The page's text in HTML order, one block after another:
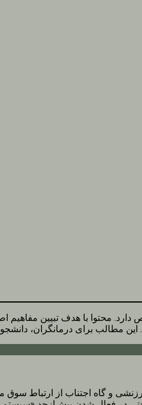
دارد. محتوا با هدف تبیین
مطالب برای درمانگران،